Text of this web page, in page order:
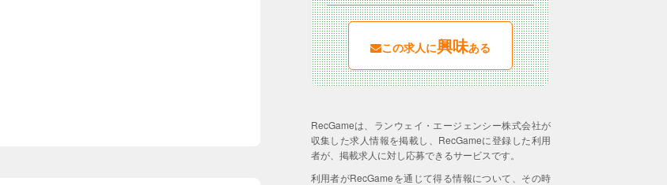
この求人に興味ある
RecGameは、ランウェイ・エージェンシー株式会社が
収集した求人情報を掲載し、RecGameに登録した利用
者が、掲載求人に対し応募できるサービスです。
利用者がRecGameを通じて得る情報について、その時